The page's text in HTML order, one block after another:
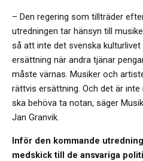
– Den regering som tillträder
utredningen tar hänsyn till
så att inte det svenska
ersättning när andra tjänar
måste värnas. Musiker och
rättvis ersättning. Och det är
ska behöva ta notan, säger
Jan Granvik.
Inför den kommande
medskick till de ansvariga